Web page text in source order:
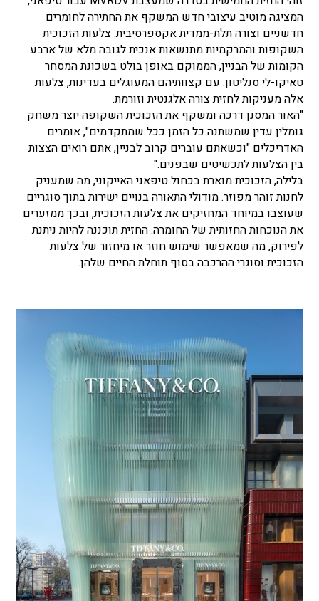
המציגה מוטיב עיצובי חדש המשקף את החתירה לחומרים
חדשניים וצורה תלת-ממדית אקספרסיבית.צלעות הזכוכית
השקופות והמרקמיות מתנשאות אנכית לגובה מלא של ארבע
הקומות של הבניין, הממוקם באופן בולט בשכונת המסחר
טאיקו-לי סנליטון. עם קצוותיהם המעוגלים בעדינות, צלעות
אלה מעניקות לחזית צורה אלגנטית וזורמת.
"האור המסנן דרכה ומשקף את הזכוכית השקופה יוצר משחק
גומלין עדין שמשתנה כל הזמן ככל שמתקדמים", אומרים
האדריכלים "וכשאתם עוברים קרוב לבניין, אתם רואים הצצות
בין הצלעות לתכשיטים שבפנים."
בלילה, הזכוכית מוארת בכחול טיפאני האייקוני, מה שמעניק
לחנות זוהר מפוזר. מודולי התאורה בנויים ישירות בתוך סוגריים
שעוצבו במיוחד המחזיקים את צלעות הזכוכית, ובכך ממזערים
את הנוכחות החזותית של החומרה. החזית תוכננה להיות ניתנת
לפירוק, מה שמאפשר שימוש חוזר או מיחזור של צלעות
הזכוכית וסוגרי ההרכבה בסוף תוחלת החיים שלהן.